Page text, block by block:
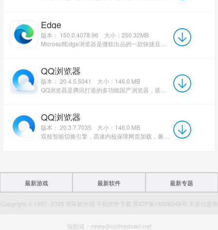
Edge
版本： 150.0.4078.96
大小：250.32MB
QQ浏览器
版本： 20.4.5.5041
大小：146.0 MB
QQ浏览器
版本： 20.3.7.7035
大小：146.0 MB
双核智能切换引擎，高速内核保障网页加载，兼容模式适配网银、老旧政务网站，解决网页显示异常问题。 Q...
最新游戏 最新软件 最新专题
Copyright © 1997- 2026 华军软件园 手机软件下载 苏ICP备16008348号 不良信息举
报邮箱：news@onlinedown.net